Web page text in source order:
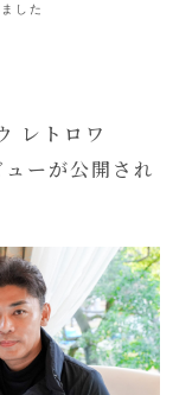
した
レトロワ
ーが公開され